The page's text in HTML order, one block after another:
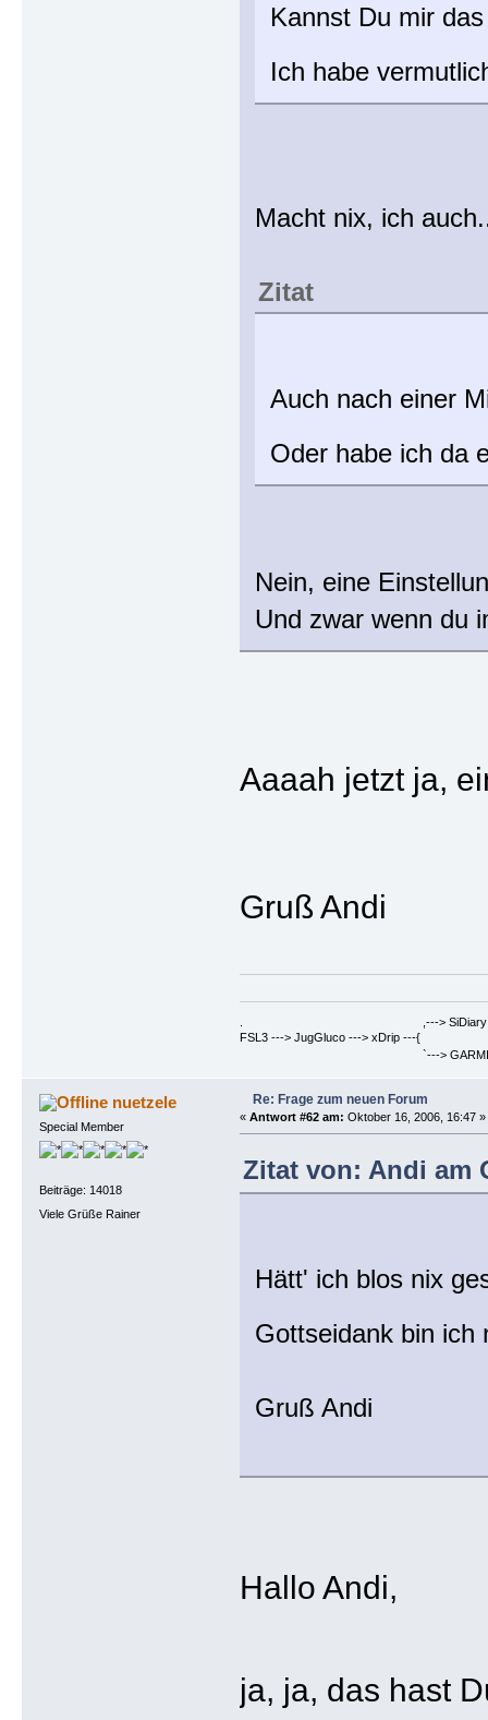
Kannst Du mir
Ich habe
Macht nix, ich
Zitat
Auch nach einer
Oder habe ich da
Nein, eine
Und zwar wenn du
Aaaah jetzt ja,
Gruß Andi
. ,---> SiDiary ==>
FSL3 ---> JugGluco ---> xDrip ---{
`---> GARMIN Fenix6PRO
nuetzele
Special Member
Beiträge: 14018
Viele Grüße Rainer
Re: Frage zum neuen Forum
« Antwort #62 am: Oktober 16, 2006, 16:47 »
Zitat von: Andi am
Hätt' ich blos nix
Gottseidank bin
Gruß Andi
Hallo Andi,
ja, ja, das hast